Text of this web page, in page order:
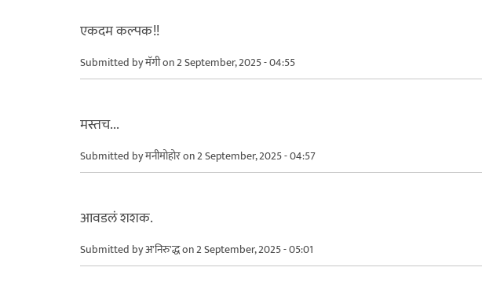
एकदम कल्पक!!
Submitted byमॅगीon 2 September, 2025 - 04:55
मस्तच...
Submitted byमनीमोहोरon 2 September, 2025 - 04:57
आवडलं शशक.
Submitted byअ'निरु'द्धon 2 September, 2025 - 05:01